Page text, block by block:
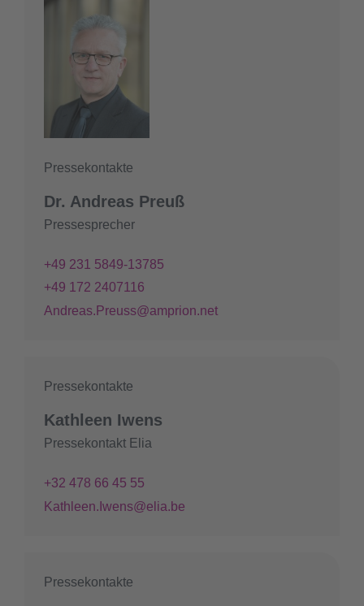
Pressekontakte
Dr. Andreas Preuß
Pressesprecher
+49 231 5849-13785
+49 172 2407116
Andreas.Preuss@amprion.net
Pressekontakte
Kathleen Iwens
Pressekontakt Elia
+32 478 66 45 55
Kathleen.Iwens@elia.be
Pressekontakte